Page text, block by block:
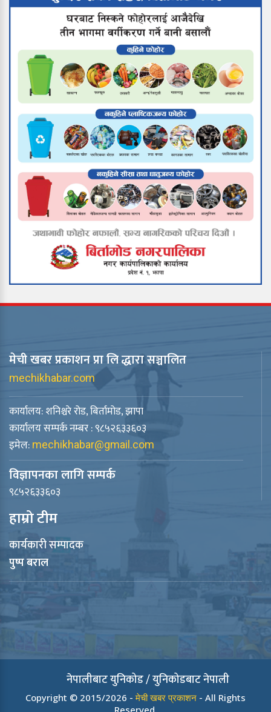
मेची खबर प्रकाशन प्रा लि द्धारा सञ्चालित
mechikhabar.com
कार्यालय: शनिश्चरे रोड, बिर्तामोड, झापा
कार्यालय सम्पर्क नम्बर : ९८५२६३३६०३
इमेल: mechikhabar@gmail.com
विज्ञापनका लागि सम्पर्क
९८५२६३३६०३
हाम्रो टीम
कार्यकारी सम्पादक
पुष्प बराल
नेपालीबाट युनिकोड / युनिकोडबाट नेपाली
Copyright © 2015/2026 -मेची खबर प्रकाशन - All Rights
Reserved.